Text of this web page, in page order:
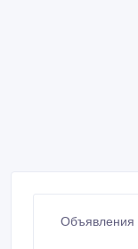
Объявления